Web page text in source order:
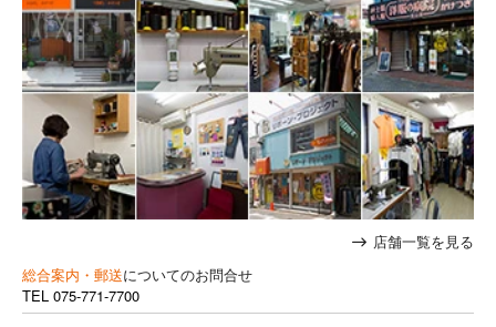
店舗一覧を見る
総合案内・郵送についてのお問合せ
TEL 075-771-7700